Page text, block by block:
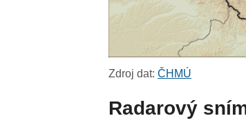
Zdroj dat:ČHMÚ
Radarový